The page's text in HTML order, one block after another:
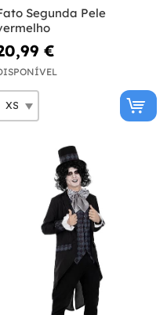
Segunda Pele
€